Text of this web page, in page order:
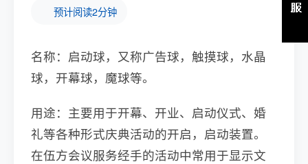
预计阅读2分钟
名称：启动球，又称广告球，触摸球，水晶
球，开幕球，魔球等。
用途：主要用于开幕、开业、启动仪式、婚
礼等各种形式庆典活动的开启，启动装置。
在伍方会议服务经手的活动中常用于显示文